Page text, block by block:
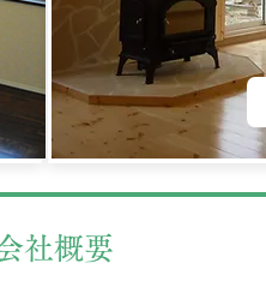
社概要